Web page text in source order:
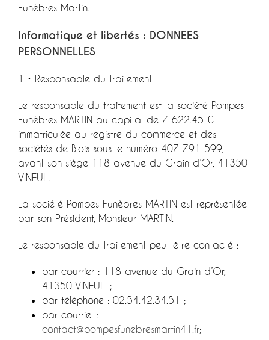
Funèbres Martin.
Informatique et libertés : DONNEES
PERSONNELLES
1 • Responsable du traitement
Le responsable du traitement est la société Pompes
Funèbres MARTIN au capital de 7 622.45 €
immatriculée au registre du commerce et des
sociétés de Blois sous le numéro 407 791 599,
ayant son siège 118 avenue du Grain d’Or, 41350
VINEUIL.
La société Pompes Funèbres MARTIN est représentée
par son Président, Monsieur MARTIN.
Le responsable du traitement peut être contacté :
par courrier : 118 avenue du Grain d’Or,
41350 VINEUIL ;
par téléphone : 02.54.42.34.51 ;
par courriel :
contact@pompesfunebresmartin41.fr;